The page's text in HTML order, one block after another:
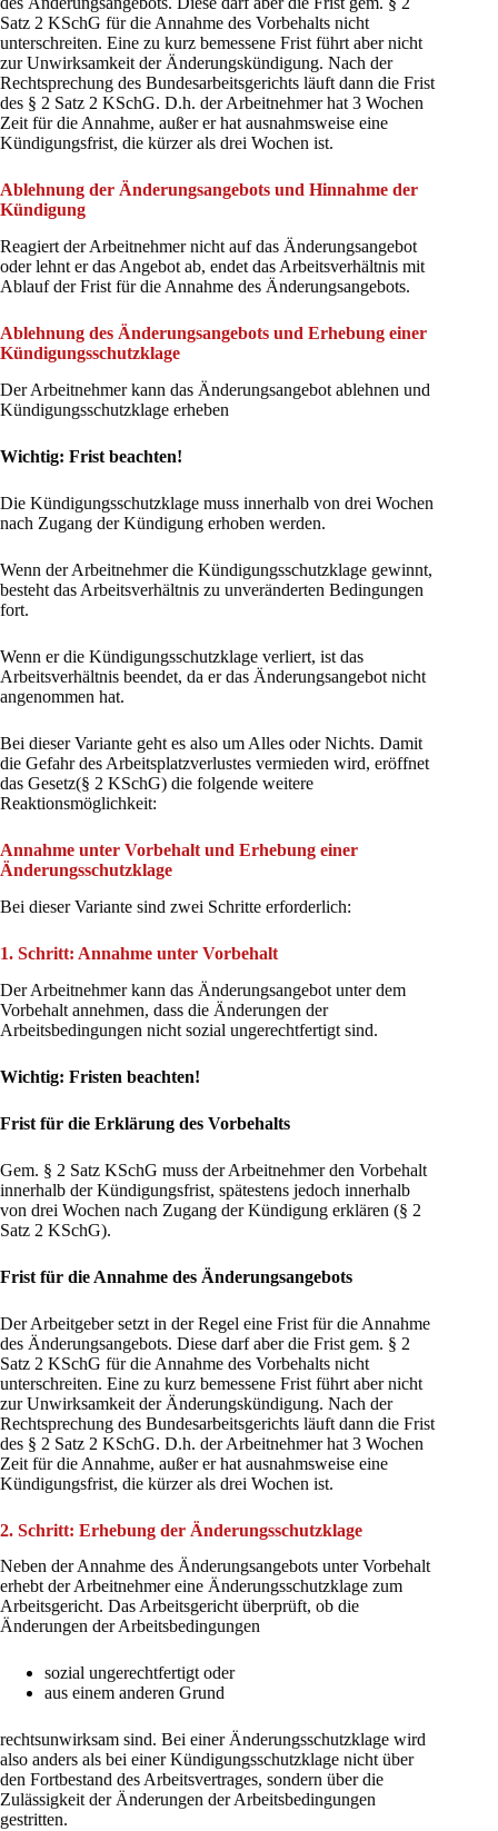
Satz 2 KSchG für die Annahme des Vorbehalts nicht
unterschreiten. Eine zu kurz bemessene Frist führt aber nicht
zur Unwirksamkeit der Änderungskündigung. Nach der
Rechtsprechung des Bundesarbeitsgerichts läuft dann die Frist
des § 2 Satz 2 KSchG. D.h. der Arbeitnehmer hat 3 Wochen
Zeit für die Annahme, außer er hat ausnahmsweise eine
Kündigungsfrist, die kürzer als drei Wochen ist.
Ablehnung der Änderungsangebots und Hinnahme der
Kündigung
Reagiert der Arbeitnehmer nicht auf das Änderungsangebot
oder lehnt er das Angebot ab, endet das Arbeitsverhältnis mit
Ablauf der Frist für die Annahme des Änderungsangebots.
Ablehnung des Änderungsangebots und Erhebung einer
Kündigungsschutzklage
Der Arbeitnehmer kann das Änderungsangebot ablehnen und
Kündigungsschutzklage erheben
Wichtig: Frist beachten!
Die Kündigungsschutzklage muss innerhalb von drei Wochen
nach Zugang der Kündigung erhoben werden.
Wenn der Arbeitnehmer die Kündigungsschutzklage gewinnt,
besteht das Arbeitsverhältnis zu unveränderten Bedingungen
fort.
Wenn er die Kündigungsschutzklage verliert, ist das
Arbeitsverhältnis beendet, da er das Änderungsangebot nicht
angenommen hat.
Bei dieser Variante geht es also um Alles oder Nichts. Damit
die Gefahr des Arbeitsplatzverlustes vermieden wird, eröffnet
das Gesetz(§ 2 KSchG) die folgende weitere
Reaktionsmöglichkeit:
Annahme unter Vorbehalt und Erhebung einer
Änderungsschutzklage
Bei dieser Variante sind zwei Schritte erforderlich:
1. Schritt: Annahme unter Vorbehalt
Der Arbeitnehmer kann das Änderungsangebot unter dem
Vorbehalt annehmen, dass die Änderungen der
Arbeitsbedingungen nicht sozial ungerechtfertigt sind.
Wichtig: Fristen beachten!
Frist für die Erklärung des Vorbehalts
Gem. § 2 Satz KSchG muss der Arbeitnehmer den Vorbehalt
innerhalb der Kündigungsfrist, spätestens jedoch innerhalb
von drei Wochen nach Zugang der Kündigung erklären (§ 2
Satz 2 KSchG).
Frist für die Annahme des Änderungsangebots
Der Arbeitgeber setzt in der Regel eine Frist für die Annahme
des Änderungsangebots. Diese darf aber die Frist gem. § 2
Satz 2 KSchG für die Annahme des Vorbehalts nicht
unterschreiten. Eine zu kurz bemessene Frist führt aber nicht
zur Unwirksamkeit der Änderungskündigung. Nach der
Rechtsprechung des Bundesarbeitsgerichts läuft dann die Frist
des § 2 Satz 2 KSchG. D.h. der Arbeitnehmer hat 3 Wochen
Zeit für die Annahme, außer er hat ausnahmsweise eine
Kündigungsfrist, die kürzer als drei Wochen ist.
2. Schritt: Erhebung der Änderungsschutzklage
Neben der Annahme des Änderungsangebots unter Vorbehalt
erhebt der Arbeitnehmer eine Änderungsschutzklage zum
Arbeitsgericht. Das Arbeitsgericht überprüft, ob die
Änderungen der Arbeitsbedingungen
sozial ungerechtfertigt oder
aus einem anderen Grund
rechtsunwirksam sind. Bei einer Änderungsschutzklage wird
also anders als bei einer Kündigungsschutzklage nicht über
den Fortbestand des Arbeitsvertrages, sondern über die
Zulässigkeit der Änderungen der Arbeitsbedingungen
gestritten.